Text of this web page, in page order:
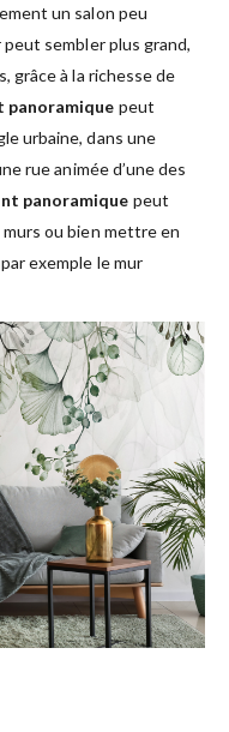
un salon peu
sembler plus grand,
grâce à la richesse de
panoramique peut
urbaine, dans une
rue animée d’une des
panoramique peut
ou bien mettre en
exemple le mur